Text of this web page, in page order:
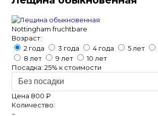
Nottingham fruchtbare
Возраст:
2 года
3 года 4 года 5 лет
8 лет
9 лет
10 лет
Посадка: 25% к стоимости
Цена 800 ₽
Количество:
−